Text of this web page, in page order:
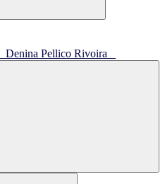
Denina Pellico Rivoira